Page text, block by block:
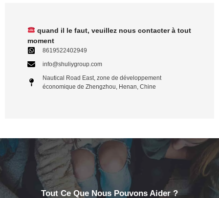
quand il le faut, veuillez nous contacter à tout
moment
8619522402949
info@shuliygroup.com
Nautical Road East, zone de développement
économique de Zhengzhou, Henan, Chine
Tout Ce Que Nous Pouvons Aider ?